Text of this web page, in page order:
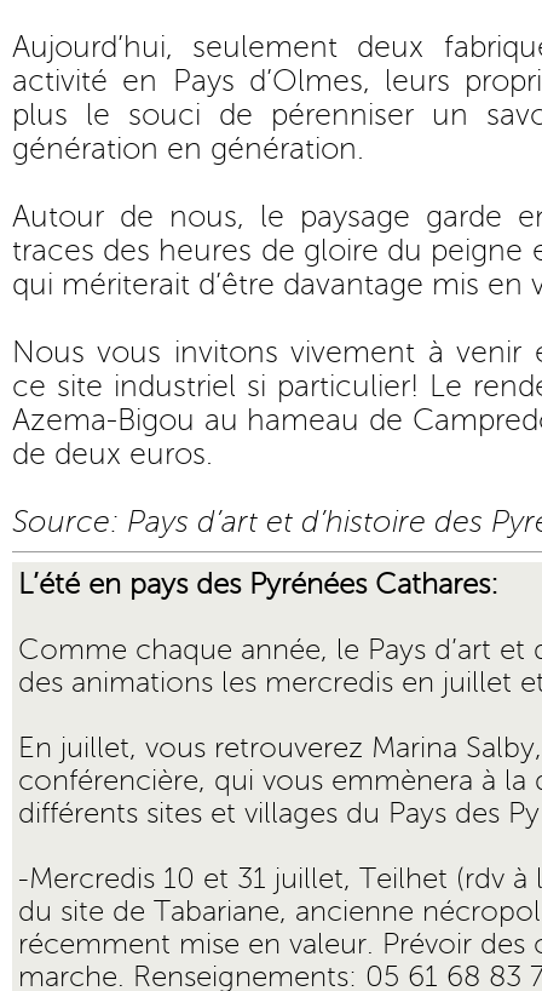
Aujourd’hui, seulement deux
activité en Pays d’Olmes, leurs
plus le souci de pérenniser un
génération en génération.
Autour de nous, le paysage garde
traces des heures de gloire du peigne
qui mériterait d’être davantage mis en
Nous vous invitons vivement à venir
ce site industriel si particulier! Le
Azema-Bigou au hameau de
de deux euros.
Source: Pays d’art et d’histoire des
L’été en pays des Pyrénées Cathares:
Comme chaque année, le Pays d’art et
des animations les mercredis en juillet
En juillet, vous retrouverez Marina
conférencière, qui vous emmènera à la
différents sites et villages du Pays des
-Mercredis 10 et 31 juillet, Teilhet (rdv à
du site de Tabariane, ancienne
récemment mise en valeur. Prévoir des
marche. Renseignements: 05 61 68 83